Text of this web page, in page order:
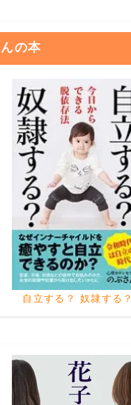
の本
自立する？ 奴隷する？